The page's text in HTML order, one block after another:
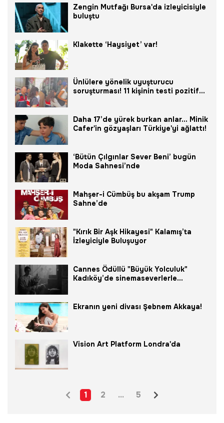
Zengin Mutfağı Bursa'da izleyicisiyle
buluştu
Klakette ‘Haysiyet’ var!
Ünlülere yönelik uyuşturucu
soruşturması! 11 kişinin testi pozitif
Daha 17’de yürek burkan anlar... Minik
Cafer'in gözyaşları Türkiye'yi ağlattı!
‘Bütün Çılgınlar Sever Beni’ bugün
Moda Sahnesi’nde
Mahşer-i Cümbüş bu akşam Trump
Sahne’de
"Kırık Bir Aşk Hikayesi" Kalamış’ta
İzleyiciyle Buluşuyor
Cannes Ödüllü "Büyük Yolculuk"
Kadıköy’de sinemaseverlerle
Ekranın yeni divası Şebnem Akkaya!
Vision Art Platform Londra'da
1 2 ... 5